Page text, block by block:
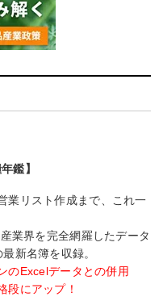
鑑】
業リスト作成まで、これ一
業界を完全網羅したデータ
新名簿を収録。
のExcelデータとの併用
段にアップ！